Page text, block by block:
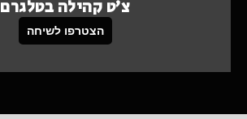
צ'ט קהילה בטלגרם
הצטרפו לשיחה